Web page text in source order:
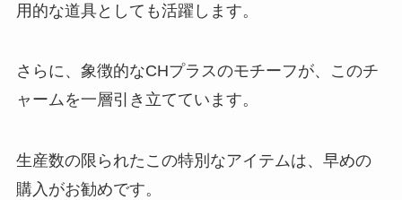
用的な道具としても活躍します。
さらに、象徴的なCHプラスのモチーフが、このチ
ャームを一層引き立てています。
生産数の限られたこの特別なアイテムは、早めの
購入がお勧めです。